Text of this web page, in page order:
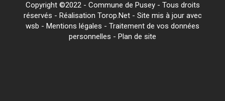
Copyright ©2022 - Commune de Pusey - Tous droits
réservés - Réalisation Torop.Net - Site mis à jour avec
wsb - Mentions légales - Traitement de vos données
personnelles - Plan de site